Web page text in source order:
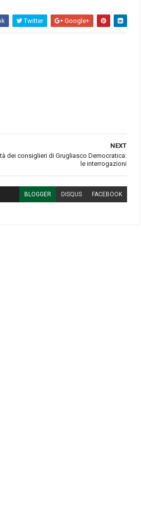
Twitter Google+
NEXT
dei consiglieri di Grugliasco Democratica:
le interrogazioni
BLOGGER DISQUS FACEBOOK